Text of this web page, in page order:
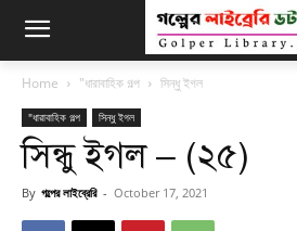
Home "ধারাবাহিক গল্প সিন্ধু ইগল
"ধারাবাহিক গল্প সিন্ধু ইগল
সিন্ধু ইগল – (২৫)
By গল্পের লাইব্রেরি - October 17, 2021